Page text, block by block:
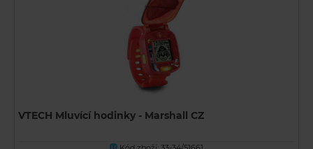
VTECH Mluvící hodinky - Marshall CZ